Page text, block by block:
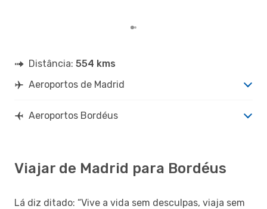
Distância: 554 kms
Aeroportos de Madrid
Aeroportos Bordéus
Viajar de Madrid para Bordéus
Lá diz ditado: “Vive a vida sem desculpas, viaja sem